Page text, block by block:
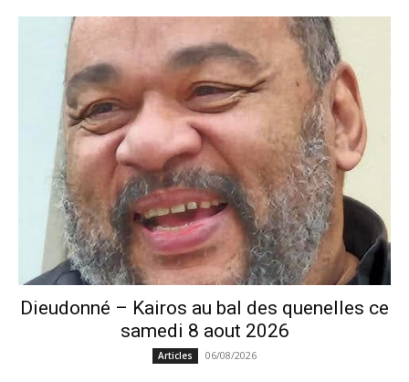
Dieudonné – Kairos au bal des quenelles ce
samedi 8 aout 2026
Articles 06/08/2026